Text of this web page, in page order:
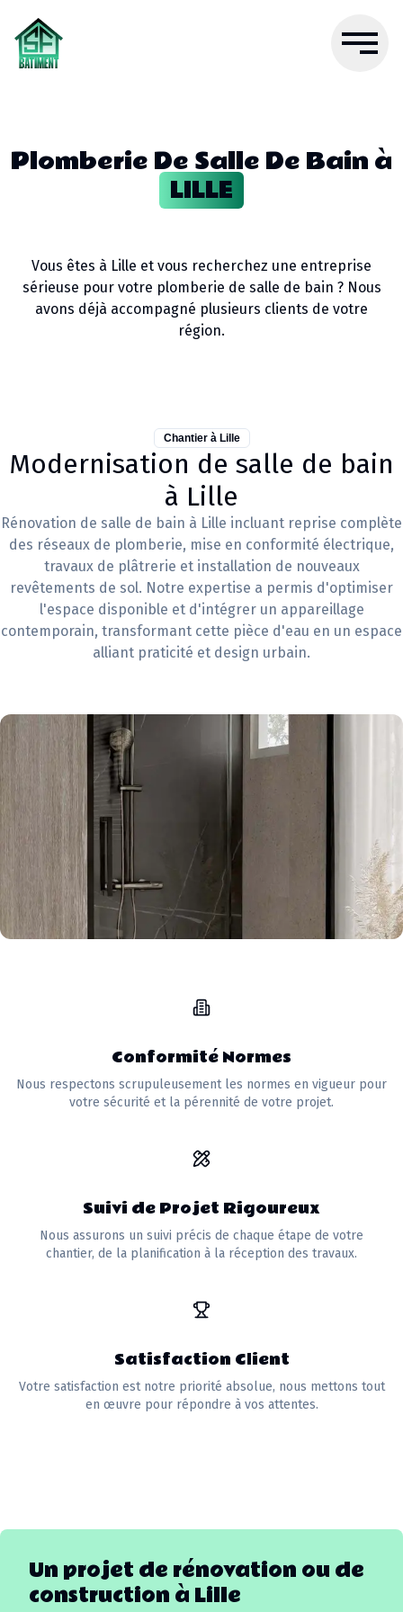
Plomberie De Salle De Bainà
LILLE
Vous êtes à Lille et vous recherchez une entreprise
sérieuse pour votre plomberie de salle de bain ? Nous
avons déjà accompagné plusieurs clients de votre
région.
Chantier à Lille
Modernisation de salle de bain
à Lille
Rénovation de salle de bain à Lille incluant reprise complète
des réseaux de plomberie, mise en conformité électrique,
travaux de plâtrerie et installation de nouveaux
revêtements de sol. Notre expertise a permis d'optimiser
l'espace disponible et d'intégrer un appareillage
contemporain, transformant cette pièce d'eau en un espace
alliant praticité et design urbain.
Conformité Normes
Nous respectons scrupuleusement les normes en vigueur pour
votre sécurité et la pérennité de votre projet.
Suivi de Projet Rigoureux
Nous assurons un suivi précis de chaque étape de votre
chantier, de la planification à la réception des travaux.
Satisfaction Client
Votre satisfaction est notre priorité absolue, nous mettons tout
en œuvre pour répondre à vos attentes.
Un projet de rénovation ou de
construction à Lille